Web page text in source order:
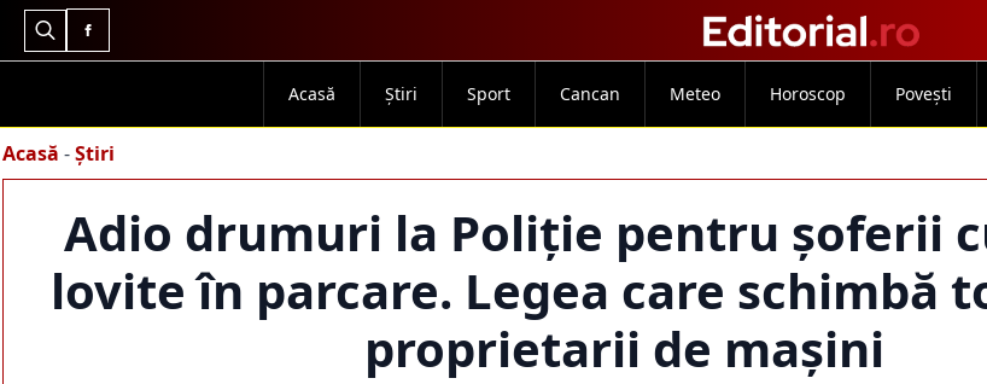
Search
Acasă Știri Sport Cancan Meteo Horoscop Povești
Acasă -Știri
Adio drumuri la Poliție pentru șoferii
lovite în parcare. Legea care schimbă
proprietarii de mașini